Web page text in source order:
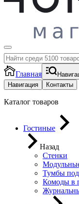
Главная
Навигация Контакты
Каталог товаров
Гостиные
Назад
Стенки
Тумбы
Комоды в